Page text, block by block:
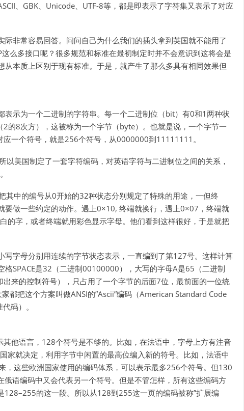
、GBK、Unicode、UTF-8等，都是即表示了字符集又表示了对应
非常容易回答。问问自己为什么我们的插头拿到英国就不能用了
么多接口呢？很多规范和标准在最初制定时并不会意识到这将会是
本质上区别于现有标准。于是，就产生了那么多具有相同效果但
表示为一个二进制的字符串。每一个二进制位（bit）有0和1两种状
的8次方），这被称为一个字节（byte）。也就是说，一个字节一
一个符号，就是256个符号，从0000000到11111111。
美国制定了一套字符编码，对英语字符与二进制位之间的关系，
其中的编号从0开始的32种状态分别规定了特殊的用途，一但终
要做一些约定的动作。遇上0×10, 终端就换行，遇上0×07，终端就
的字，或者终端就用彩色显示字母。他们看到这样很好，于是就把
写字母分别用连续的字节状态表示，一直编到了第127号。这样计算
SPACE是32（二进制00100000），大写的字母A是65（二进制
来的控制符号），只占用了一个字节的后面7位，最前面的一位统
都把这个方案叫做ANSI的”Ascii”编码（American Standard Code
码）。
他语言，128个符号是不够的。比如，在法语中，字母上方有注音
家就决定，利用字节中闲置的最高位编入新的符号。比如，法语中
这些欧洲国家使用的编码体系，可以表示最多256个符号。但130
的这一段。所以从128到255这一页的编码被称”扩展编